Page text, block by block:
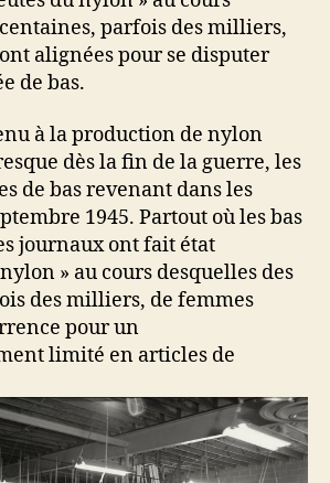
parfois des milliers,
alignées pour se disputer
de bas.
à la production de nylon
dès la fin de la guerre, les
de bas revenant dans les
1945. Partout où les bas
journaux ont fait état
» au cours desquelles des
des milliers, de femmes
pour un
limité en articles de